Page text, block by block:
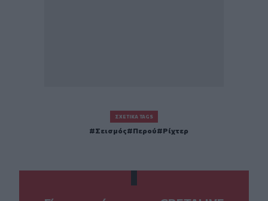
ΣΧΕΤΙΚΆ TAGS
Σεισμός Περού Ρίχτερ